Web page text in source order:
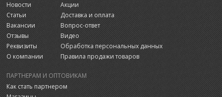
Новости
Статьи
Вакансии
Отзывы
Реквизиты
О компании
Акции
Доставка и оплата
Вопрос-ответ
Видео
Обработка персональных данных
Правила продажи товаров
ПАРТНЕРАМ И ОПТОВИКАМ
Как стать партнером